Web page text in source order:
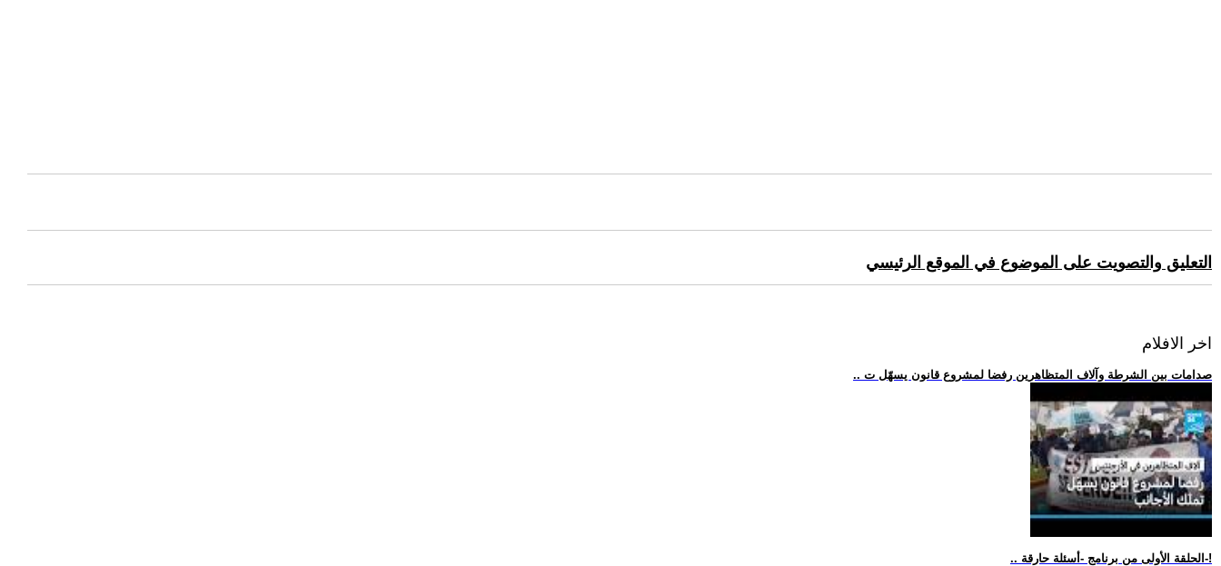
التعليق والتصويت على الموضوع في الموقع الرئيسي
اخر الافلام
.. صدامات بين الشرطة وآلاف المتظاهرين رفضا لمشروع قانون يسهّل ت
.. الحلقة الأولى من برنامج -أسئلة حارقة-!